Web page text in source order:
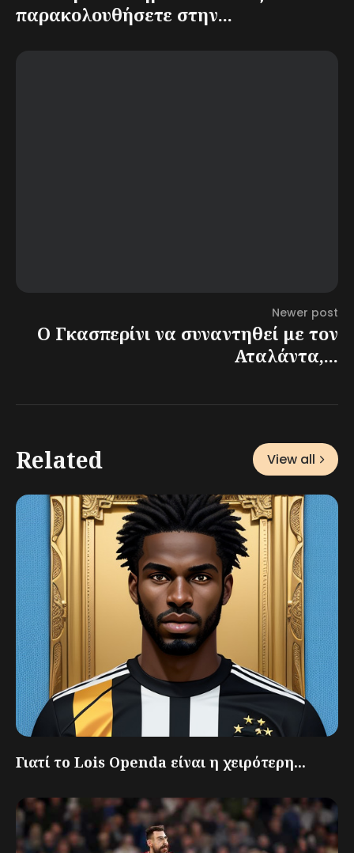
παρακολουθήσετε στην...
Newer post
Ο Γκασπερίνι να συναντηθεί με τον
Αταλάντα,...
Related View all
Γιατί το Lois Openda είναι η χειρότερη...